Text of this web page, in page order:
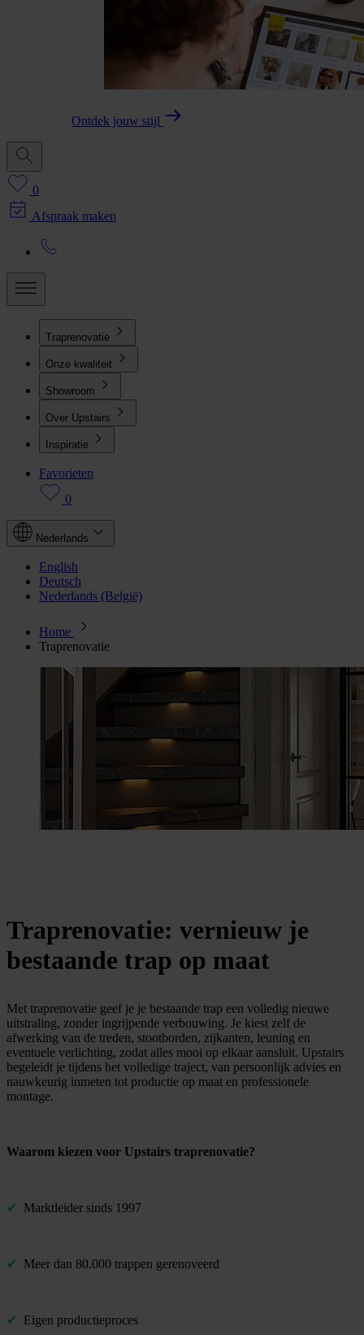
Ontdek jouw stijl
0
Afspraak maken
Traprenovatie
Onze kwaliteit
Showroom
Over Upstairs
Inspiratie
Favorieten
0
Nederlands
English
Deutsch
Nederlands (België)
Home
Traprenovatie
Traprenovatie: vernieuw je
bestaande trap op maat
Met traprenovatie geef je je bestaande trap een volledig nieuwe
uitstraling, zonder ingrijpende verbouwing. Je kiest zelf de
afwerking van de treden, stootborden, zijkanten, leuning en
eventuele verlichting, zodat alles mooi op elkaar aansluit. Upstairs
begeleidt je tijdens het volledige traject, van persoonlijk advies en
nauwkeurig inmeten tot productie op maat en professionele
montage.
Waarom kiezen voor Upstairs traprenovatie?
✔ Marktleider sinds 1997
✔ Meer dan 80.000 trappen gerenoveerd
✔ Eigen productieproces